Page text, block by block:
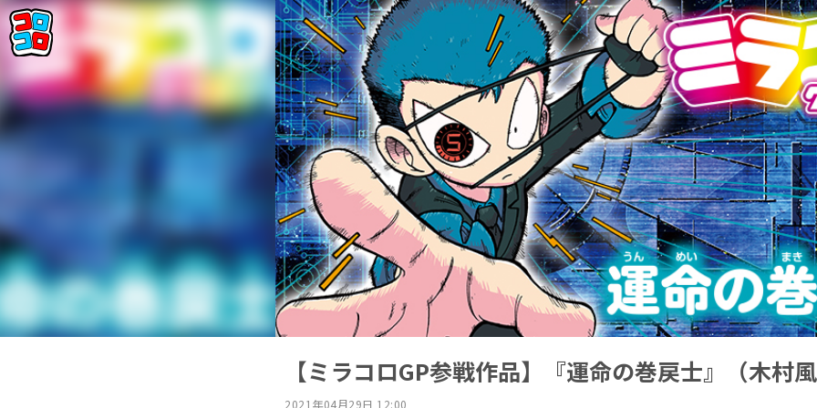
【ミラコロGP参戦作品】『運命の巻戻士』（木村
2021年04月29日 12:00